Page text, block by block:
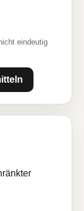
eindeutig